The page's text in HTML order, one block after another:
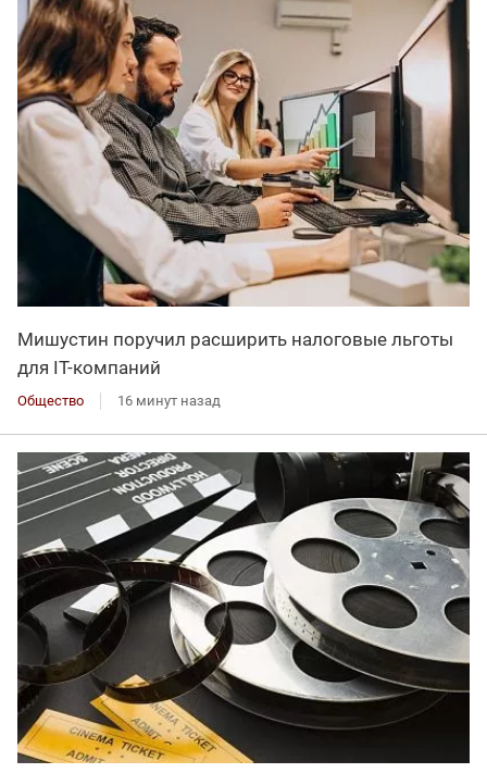
Мишустин поручил расширить налоговые льготы
для IT-компаний
Общество 16 минут назад